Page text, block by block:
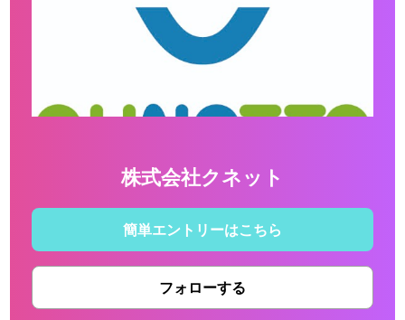
株式会社クネット
簡単エントリーはこちら
フォローする